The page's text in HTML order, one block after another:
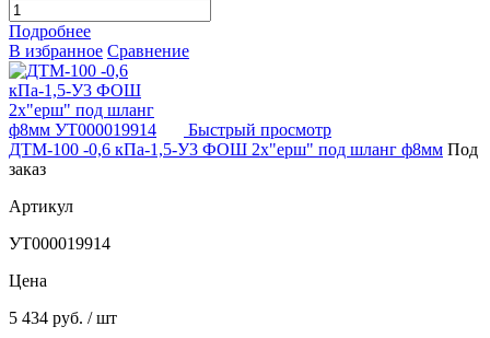
Подробнее
В избранное Сравнение
Быстрый просмотр
ДТМ-100 -0,6 кПа-1,5-У3 ФОШ 2х"ерш" под шланг ф8мм Под
заказ
Артикул
УТ000019914
Цена
5 434 руб. / шт